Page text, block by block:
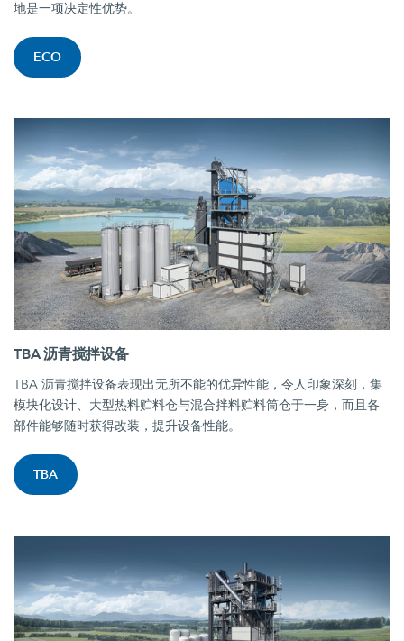
地是一项决定性优势。
ECO
TBA 沥青搅拌设备
TBA 沥青搅拌设备表现出无所不能的优异性能，令人印象深刻，集
模块化设计、大型热料贮料仓与混合拌料贮料筒仓于一身，而且各
部件能够随时获得改装，提升设备性能。
TBA